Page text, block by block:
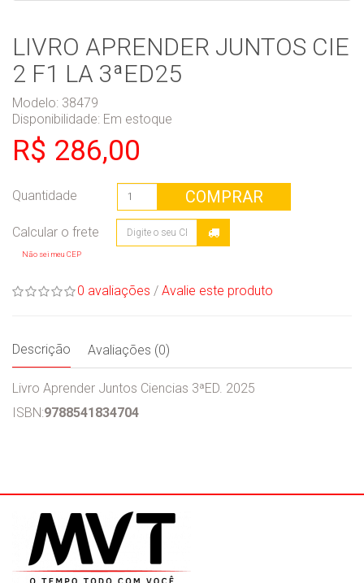
LIVRO APRENDER JUNTOS CIE
2 F1 LA 3ªED25
Modelo: 38479
Disponibilidade: Em estoque
R$ 286,00
Quantidade COMPRAR
Não sei meu CEP
0 avaliações / Avalie este produto
Descrição Avaliações (0)
Livro Aprender Juntos Ciencias 3ªED. 2025
ISBN:9788541834704